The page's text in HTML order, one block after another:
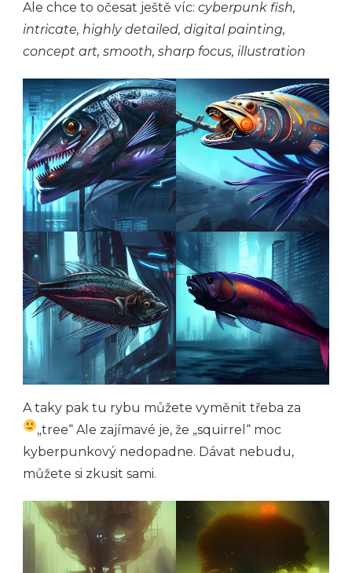
Ale chce to očesat ještě víc: cyberpunk fish,
intricate, highly detailed, digital painting,
concept art, smooth, sharp focus, illustration
A taky pak tu rybu můžete vyměnit třeba za
„tree“Ale zajímavé je, že „squirrel“ moc
kyberpunkový nedopadne. Dávat nebudu,
můžete si zkusit sami.